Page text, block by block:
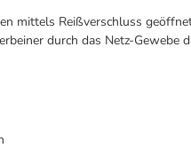
mittels Reißverschluss
durch das Netz-Gewebe